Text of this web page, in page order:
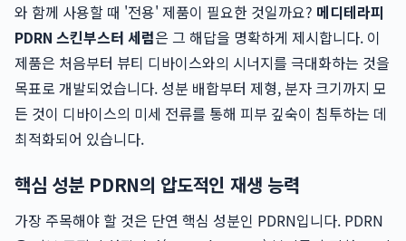
와 함께 사용할 때 '전용' 제품이 필요한 것일까요? 메디테라피
PDRN 스킨부스터 세럼은 그 해답을 명확하게 제시합니다. 이
제품은 처음부터 뷰티 디바이스와의 시너지를 극대화하는 것을
목표로 개발되었습니다. 성분 배합부터 제형, 분자 크기까지 모
든 것이 디바이스의 미세 전류를 통해 피부 깊숙이 침투하는 데
최적화되어 있습니다.
핵심 성분 PDRN의 압도적인 재생 능력
가장 주목해야 할 것은 단연 핵심 성분인 PDRN입니다. PDRN